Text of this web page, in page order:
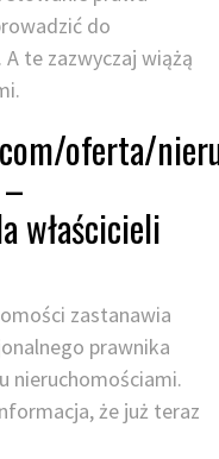
do
te zazwyczaj wiążą
oferta/
właścicieli
zastanawia
prawnika
nieruchomościami.
że już teraz